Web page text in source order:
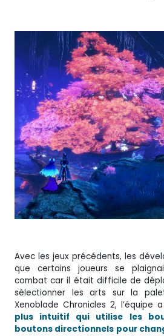
Avec les jeux précédents, les
que certains joueurs se
combat car il était difficile de
sélectionner les arts sur la
Xenoblade Chronicles 2, l’équipe
plus intuitif qui utilise les
boutons directionnels pour